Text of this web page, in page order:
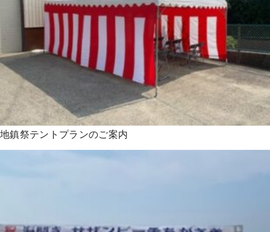
地鎮祭テントプランのご案内